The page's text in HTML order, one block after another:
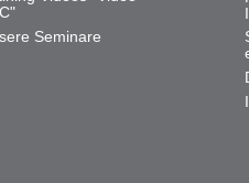
Seminare